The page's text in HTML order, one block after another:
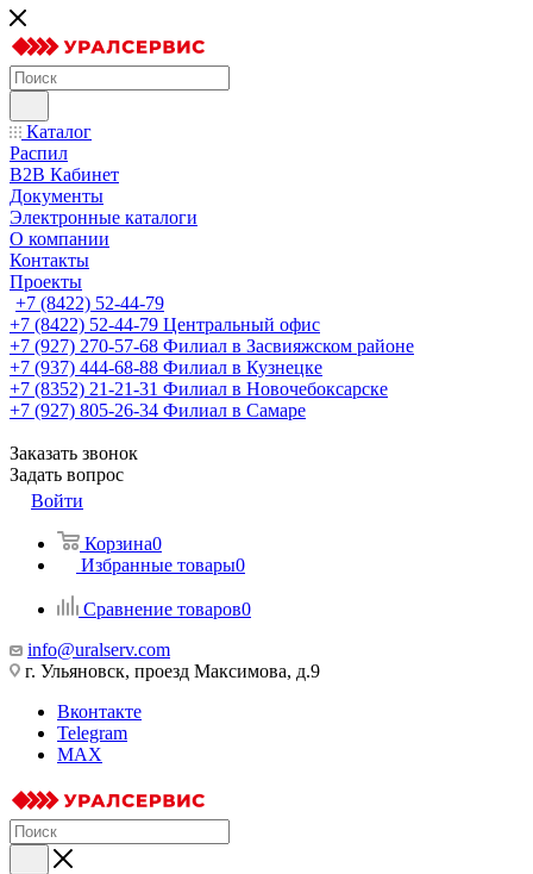
Каталог
Распил
B2B Кабинет
Документы
Электронные каталоги
О компании
Контакты
Проекты
+7 (8422) 52-44-79
+7 (8422) 52-44-79 Центральный офис
+7 (927) 270-57-68 Филиал в Засвияжском районе
+7 (937) 444-68-88 Филиал в Кузнецке
+7 (8352) 21-21-31 Филиал в Новочебоксарске
+7 (927) 805-26-34 Филиал в Самаре
Заказать звонок
Задать вопрос
Войти
Корзина0
Избранные товары0
Сравнение товаров0
info@uralserv.com
г. Ульяновск, проезд Максимова, д.9
Вконтакте
Telegram
MAX